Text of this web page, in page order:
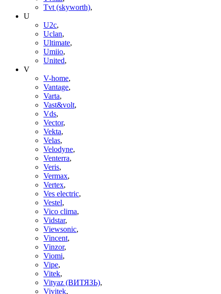
Tvt (skyworth),
U
U2c,
Uclan,
Ultimate,
Umiio,
United,
V
V-home,
Vantage,
Varta,
Vast&volt,
Vds,
Vector,
Vekta,
Velas,
Velodyne,
Venterra,
Veris,
Vermax,
Vertex,
Ves electric,
Vestel,
Vico clima,
Vidstar,
Viewsonic,
Vincent,
Vinzor,
Viomi,
Vipe,
Vitek,
Vityaz (ВИТЯЗЬ),
Vivitek,